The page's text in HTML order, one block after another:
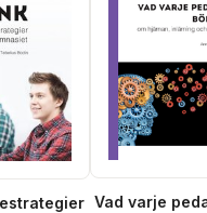
Vad varje